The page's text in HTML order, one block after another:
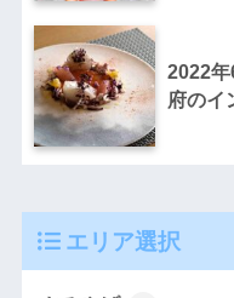
2022
府のイ
エリア選択